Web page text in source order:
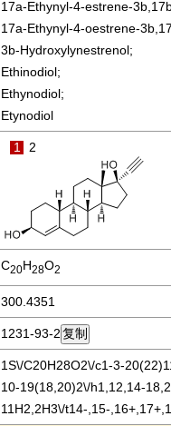
17a-Ethynyl-4-estrene-
17a-Ethynyl-4-oestrene-
3b-Hydroxylynestrenol;
Ethinodiol;
Ethynodiol;
Etynodiol
1 2
C20H28O2
300.4351
1231-93-2
1S\/C20H28O2\/c1-3-
10-19(18,20)2\/h1,12,14-
11H2,2H3\/t14-,15-